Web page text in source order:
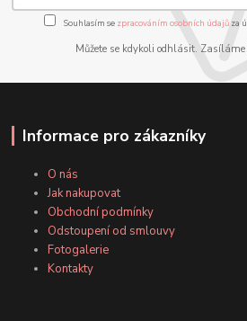
Souhlasím se zpracováním osobních údajůza
Můžete se kdykoli odhlásit.
Informace pro zákazníky
O nás
Jak nakupovat
Obchodní podmínky
Odstoupení od smlouvy
Fotogalerie
Kontakty